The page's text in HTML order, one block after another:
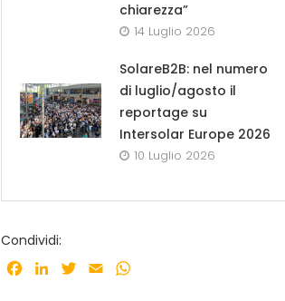
chiarezza”
14 Luglio 2026
SolareB2B: nel numero
di luglio/agosto il
reportage su
Intersolar Europe 2026
10 Luglio 2026
Condividi:
Facebook
LinkedInTwitter
Email